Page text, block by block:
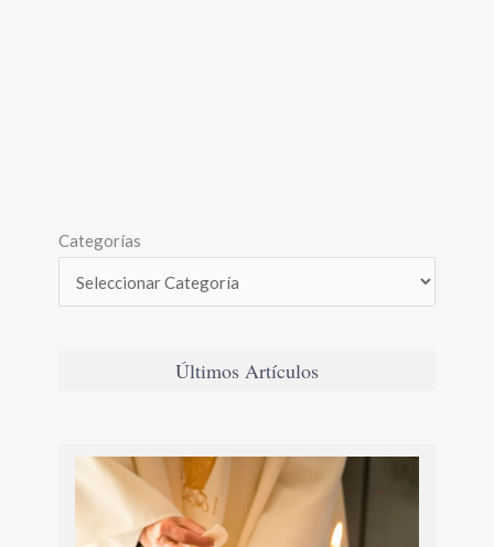
Categorías
Últimos Artículos